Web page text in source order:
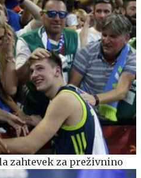
zahtevek za preživnino